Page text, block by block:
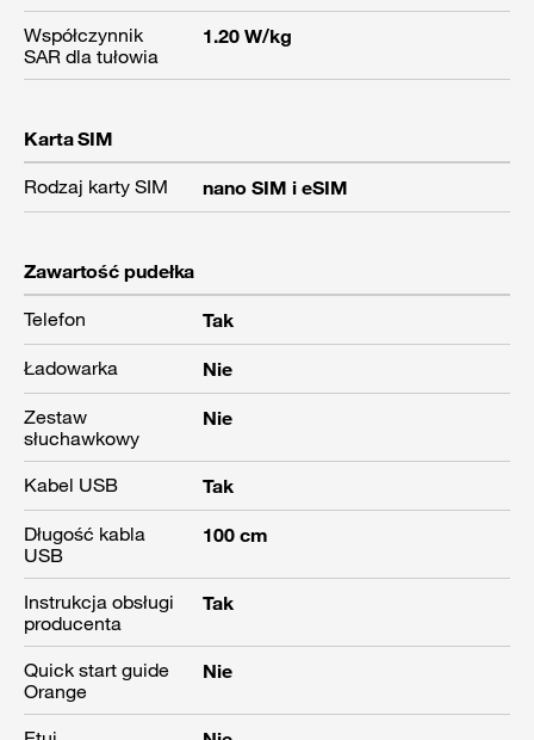
Współczynnik
SAR dla tułowia
1.20 W/kg
Karta SIM
Rodzaj karty SIM
nano SIM i eSIM
Zawartość pudełka
Telefon
Tak
Ładowarka
Nie
Zestaw
słuchawkowy
Nie
Kabel USB
Tak
Długość kabla
USB
100 cm
Instrukcja obsługi
producenta
Tak
Quick start guide
Orange
Nie